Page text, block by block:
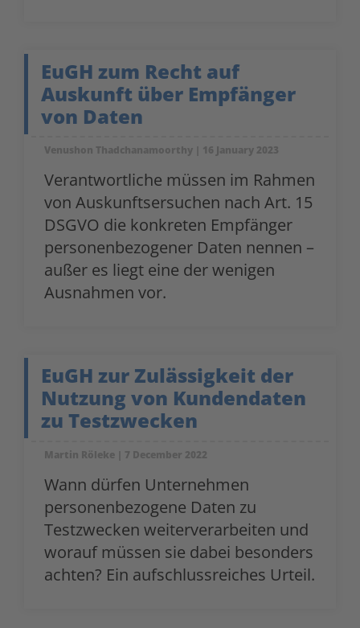
EuGH zum Recht auf
Auskunft über Empfänger
von Daten
Venushon Thadchanamoorthy 16 January 2023
Verantwortliche müssen im Rahmen
von Auskunftsersuchen nach Art. 15
DSGVO die konkreten Empfänger
personenbezogener Daten nennen –
außer es liegt eine der wenigen
Ausnahmen vor.
EuGH zur Zulässigkeit der
Nutzung von Kundendaten
zu Testzwecken
Martin Röleke 7 December 2022
Wann dürfen Unternehmen
personenbezogene Daten zu
Testzwecken weiterverarbeiten und
worauf müssen sie dabei besonders
achten? Ein aufschlussreiches Urteil.